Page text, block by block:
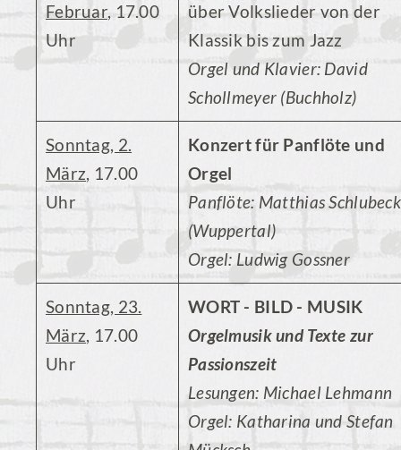
Februar, 17.00
Uhr
über Volkslieder von der
Klassik bis zum Jazz
Orgel und Klavier: David
Schollmeyer (Buchholz)
Sonntag, 2.
März, 17.00
Uhr
Konzert für Panflöte und
Orgel
Panflöte: Matthias Schlubeck
(Wuppertal)
Orgel: Ludwig Gossner
Sonntag, 23.
März, 17.00
Uhr
WORT - BILD - MUSIK
Orgelmusik und Texte zur
Passionszeit
Lesungen: Michael Lehmann
Orgel: Katharina und Stefan